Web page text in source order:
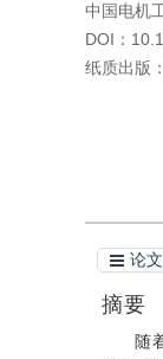
中国电机
DOI：
纸质出版：
论
摘要
随